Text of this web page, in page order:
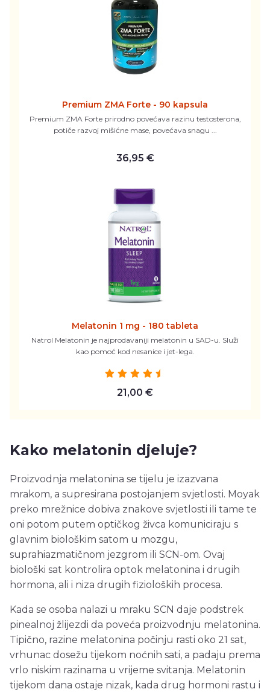
Premium ZMA Forte - 90 kapsula
Premium ZMA Forte prirodno povećava razinu testosterona,
potiče razvoj mišićne mase, povećava snagu ...
36,95 €
Melatonin 1 mg - 180 tableta
Natrol Melatonin je najprodavaniji melatonin u SAD-u. Služi
kao pomoć kod nesanice i jet-lega.
21,00 €
Kako melatonin djeluje?
Proizvodnja melatonina se tijelu je izazvana
mrakom, a supresirana postojanjem svjetlosti. Moyak
preko mrežnice dobiva znakove svjetlosti ili tame te
oni potom putem optičkog živca komuniciraju s
glavnim biološkim satom u mozgu,
suprahiazmatičnom jezgrom ili SCN-om. Ovaj
biološki sat kontrolira optok melatonina i drugih
hormona, ali i niza drugih fizioloških procesa.
Kada se osoba nalazi u mraku SCN daje podstrek
pinealnoj žlijezdi da poveća proizvodnju melatonina.
Tipično, razine melatonina počinju rasti oko 21 sat,
vrhunac dosežu tijekom noćnih sati, a padaju prema
vrlo niskim razinama u vrijeme svitanja. Melatonin
tijekom dana ostaje nizak, kada drug hormoni rastu i